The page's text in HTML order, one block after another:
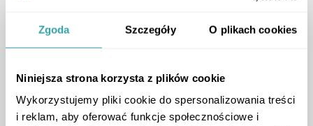
Zgoda Szczegóły O plikach cookies
Niniejsza strona korzysta z plików cookie
Wykorzystujemy pliki cookie do spersonalizowania treści
i reklam, aby oferować funkcje społecznościowe i
ciszę i spokój.
Artykuły autora